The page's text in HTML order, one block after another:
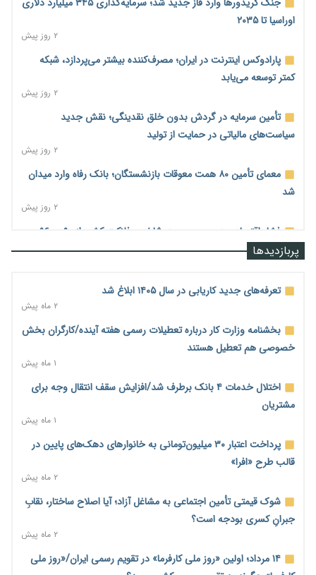
جنگ کریدورها وارد فاز جدید شد؛ سرمایه‌گذاری ۳۴۵ میلیارد دلاری
اوراسیا تا ۲۰۳۵
۲ روز پیش
پارادوکس اینترنت در ایران؛ مصرف‌کننده بیشتر می‌پردازد، شبکه
کمتر توسعه می‌یابد
۲ روز پیش
تأمین سرمایه در گردش بدون خلق نقدینگی؛ نقش جدید
سیاست‌های مالیاتی در حمایت از تولید
۲ روز پیش
معمای تأمین ۸۰ همت معوقات بازنشستگان؛ بانک رفاه وارد میدان
شد
۲ روز پیش
فشار اقتصادی در مسیر صعود؛ شاخص فلاکت کشور از ۹۰ به ۹۶
درصد رسید
رشد ۷۵ هزار میلیاردی بازار خرید اعتباری؛ فین‌تک‌ها وارد میدان
احتمال اختلال ۲۴ ساعته در سامانه‌های تأمین اجتماعی
۲ روز پیش
آغاز اجرای پایلوت «ردا کارت» برای دانشجویان تحصیلات تکمیلی
محدودیت تازه برای شبکه بانکی؛ افزایش سپرده قانونی با هدف
کنترل تورم
ترمز تولید خودرو کشیده شد؛ افت ۲۵ درصدی تیراژ ایران‌خودرو،
سایپا و پارس‌خودرو
۲ روز پیش
پربازدیدها
تعرفه‌های جدید کاریابی در سال ۱۴۰۵ ابلاغ شد
۲ ماه پیش
بخشنامه وزارت کار درباره تعطیلات رسمی هفته آینده/کارگران بخش
خصوصی هم تعطیل هستند
۱ ماه پیش
اختلال خدمات ۴ بانک برطرف شد/افزایش سقف انتقال وجه برای
مشتریان
۱ ماه پیش
پرداخت اعتبار ۳۰ میلیون‌تومانی به خانوارهای دهک‌های پایین در
قالب طرح «افرا»
۲ ماه پیش
شوک قیمتی تأمین اجتماعی به مشاغل آزاد؛ آیا اصلاح ساختار، نقابِ
جبرانِ کسری بودجه است؟
۲ ماه پیش
۱۴ مرداد؛ اولین «روز ملی کارفرما» در تقویم رسمی ایران/«روز ملی